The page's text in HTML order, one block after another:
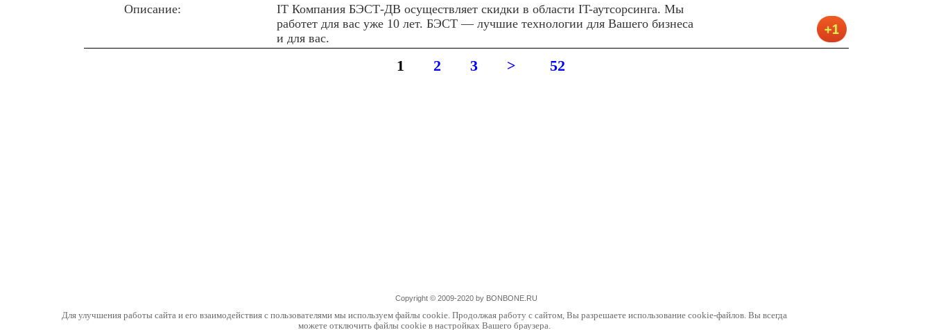
Описание:
IT Компания БЭСТ-ДВ осуществляет скидки в области IT-аутсорсинга. Мы
работет для вас уже 10 лет. БЭСТ — лучшие технологии для Вашего бизнеса
и для вас.
1 2 3 > 52
Copyright © 2009-2020 by BONBONE.RU
Для улучшения работы сайта и его взаимодействия с пользователями мы используем файлы cookie. Продолжая работу с сайтом, Вы разрешаете использование cookie-файлов. Вы всегда
можете отключить файлы cookie в настройках Вашего браузера.